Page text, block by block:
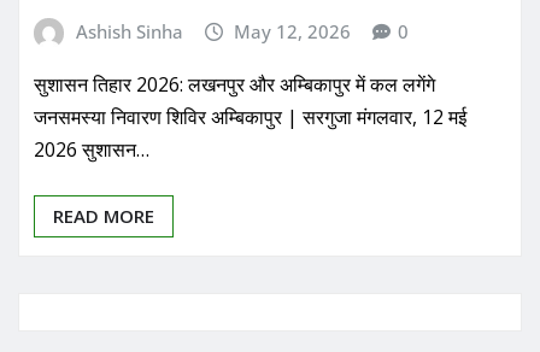
Ashish Sinha May 12, 2026 0
सुशासन तिहार 2026: लखनपुर और अम्बिकापुर में कल लगेंगे
जनसमस्या निवारण शिविर अम्बिकापुर | सरगुजा मंगलवार, 12 मई
2026 सुशासन…
READ MORE